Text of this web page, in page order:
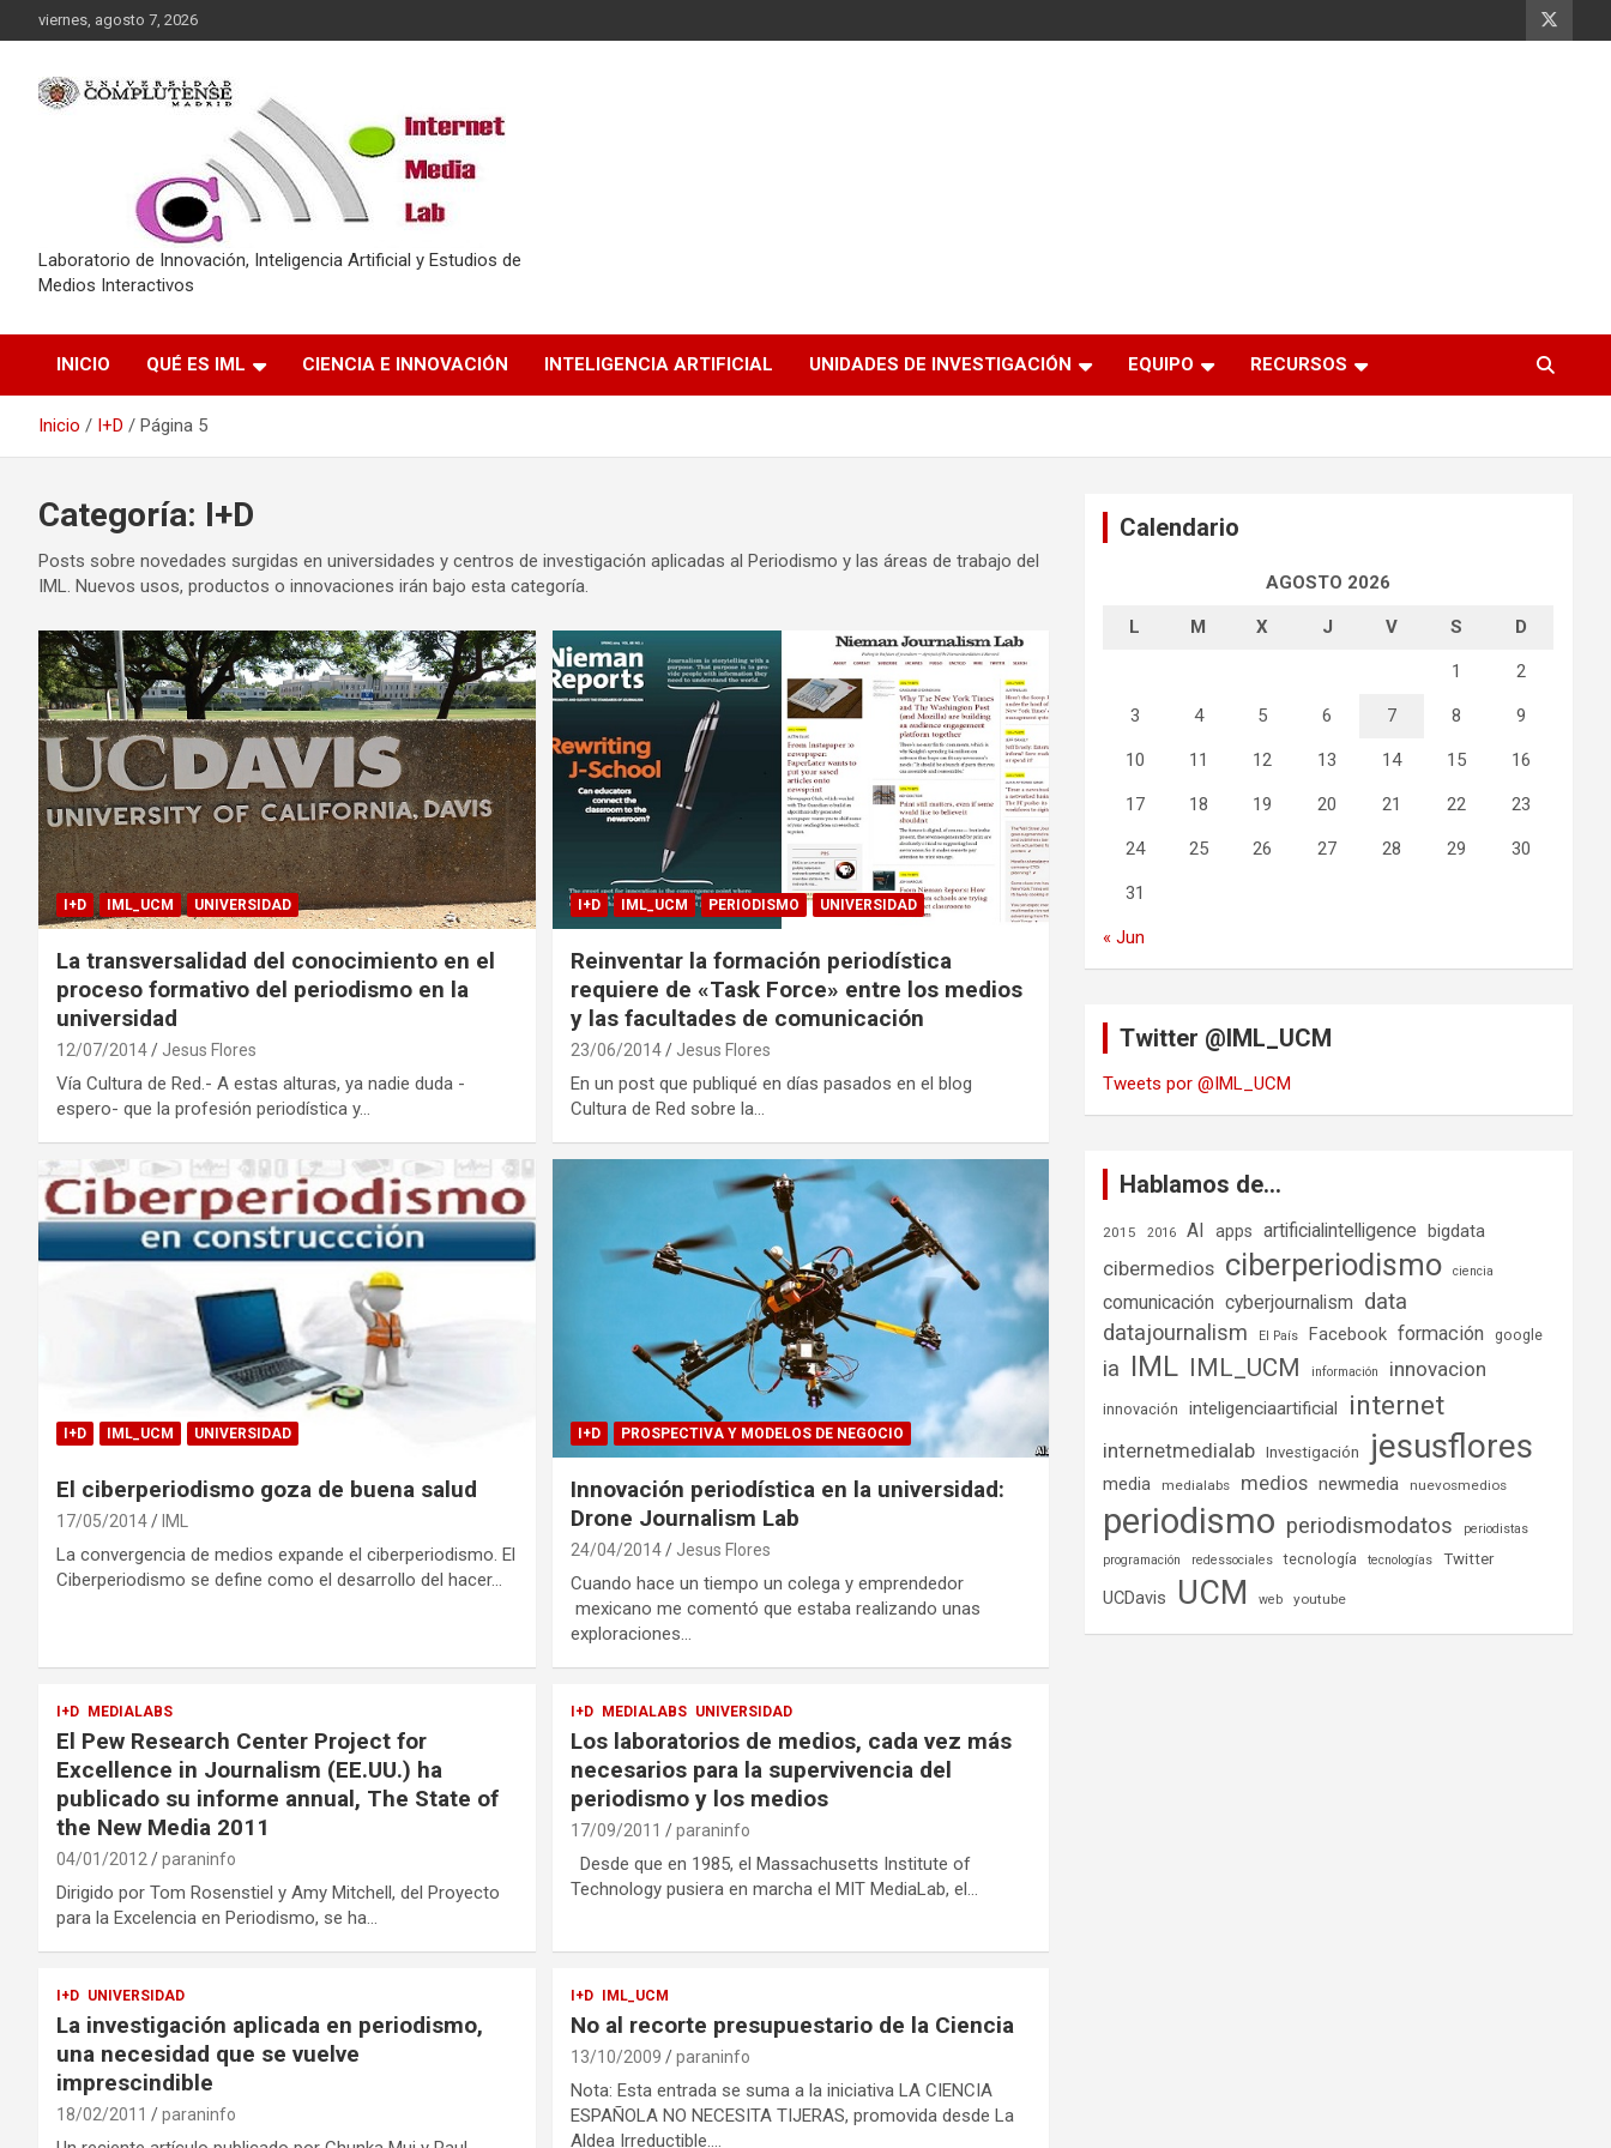
al
viernes, agosto 7, 2026
Laboratorio de Innovación, Inteligencia Artificial y Estudios de
Medios Interactivos
INICIO QUÉ ES IML CIENCIA E INNOVACIÓN INTELIGENCIA ARTIFICIAL UNIDADES DE INVESTIGACIÓN EQUIPO RECURSOS
Inicio I+D Página 5
Categoría: I+D
Posts sobre novedades surgidas en universidades y centros de investigación aplicadas al Periodismo y las áreas de trabajo del
IML. Nuevos usos, productos o innovaciones irán bajo esta categoría.
I+D IML_UCM UNIVERSIDAD
La transversalidad del conocimiento en el
proceso formativo del periodismo en la
universidad
12/07/2014 Jesus Flores
Vía Cultura de Red.- A estas alturas, ya nadie duda -
espero- que la profesión periodística y…
I+D IML_UCM PERIODISMO UNIVERSIDAD
Reinventar la formación periodística
requiere de «Task Force» entre los medios
y las facultades de comunicación
23/06/2014 Jesus Flores
En un post que publiqué en días pasados en el blog
Cultura de Red sobre la…
I+D IML_UCM UNIVERSIDAD
El ciberperiodismo goza de buena salud
17/05/2014 IML
La convergencia de medios expande el ciberperiodismo. El
Ciberperiodismo se define como el desarrollo del hacer…
I+D PROSPECTIVA Y MODELOS DE NEGOCIO
Innovación periodística en la universidad:
Drone Journalism Lab
24/04/2014 Jesus Flores
Cuando hace un tiempo un colega y emprendedor
mexicano me comentó que estaba realizando unas
exploraciones…
I+D MEDIALABS
El Pew Research Center Project for
Excellence in Journalism (EE.UU.) ha
publicado su informe annual, The State of
the New Media 2011
04/01/2012 paraninfo
Dirigido por Tom Rosenstiel y Amy Mitchell, del Proyecto
para la Excelencia en Periodismo, se ha…
I+D MEDIALABS UNIVERSIDAD
Los laboratorios de medios, cada vez más
necesarios para la supervivencia del
periodismo y los medios
17/09/2011 paraninfo
Desde que en 1985, el Massachusetts Institute of
Technology pusiera en marcha el MIT MediaLab, el…
I+D UNIVERSIDAD
La investigación aplicada en periodismo,
una necesidad que se vuelve
imprescindible
18/02/2011 paraninfo
I+D IML_UCM
No al recorte presupuestario de la Ciencia
13/10/2009 paraninfo
Nota: Esta entrada se suma a la iniciativa LA CIENCIA
ESPAÑOLA NO NECESITA TIJERAS, promovida desde La
Aldea Irreductible.…
Calendario
AGOSTO 2026
L M X J V S D
1 2
3 4 5 6 7 8 9
10 11 12 13 14 15 16
17 18 19 20 21 22 23
24 25 26 27 28 29 30
31
« Jun
Twitter @IML_UCM
Tweets por @IML_UCM
Hablamos de…
2015 2016 AI apps artificialintelligence bigdata
cibermedios ciberperiodismo ciencia
comunicación cyberjournalism data
datajournalism El País Facebook formación google
ia IML IML_UCM información innovacion
innovación inteligenciaartificial internet
internetmedialab Investigación jesusflores
media medialabs medios newmedia nuevosmedios
periodismo periodismodatos
periodistas
programación
redessociales tecnología tecnologías Twitter
UCDavis UCM web youtube